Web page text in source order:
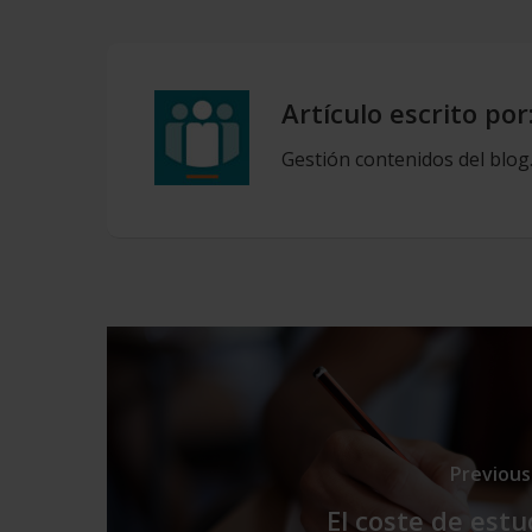
Artículo escrito por:
Gestión contenidos del blog.
El coste de